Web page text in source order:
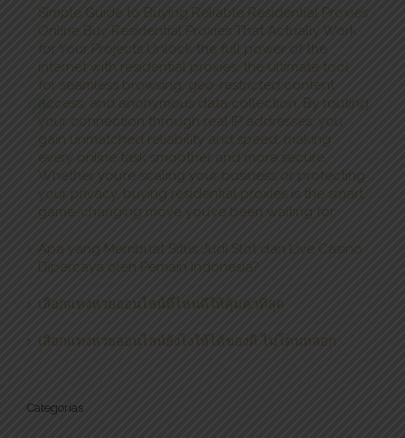
Simple Guide to Buying Reliable Residential Proxies
Online Buy Residential Proxies That Actually Work
for Your Projects Unlock the full power of the
internet with residential proxies, the ultimate tool
for seamless browsing, geo-restricted content
access, and anonymous data collection. By routing
your connection through real IP addresses, you
gain unmatched reliability and speed, making
every online task smoother and more secure.
Whether you’re scaling your business or protecting
your privacy, buying residential proxies is the smart,
game-changing move you’ve been waiting for.
Apa yang Membuat Situs Judi Slot dan Live Casino
Dipercaya oleh Pemain Indonesia?
เลือกแทงหวยออนไลน์ที่ไหนดีให้คุ้มค่าที่สุด
เลือกแทงหวยออนไลน์ยังไงให้ได้ของดี ไม่โดนหลอก
Categorías